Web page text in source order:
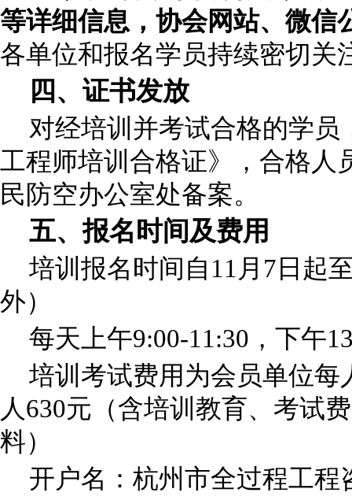
等详细信息，协会网站、微信
各单位和报名学员持续密切关
四、证书发放
对经培训并考试合格的学
工程师培训合格证》，合格人
民防空办公室处备案。
五、报名时间及费用
培训报名时间自 11月7日起
外）
每天上午9:00-11:30，下午
培训考试费用为会员单位每
人630元（含培训教育、考试
料）
开户名：杭州市全过程工程